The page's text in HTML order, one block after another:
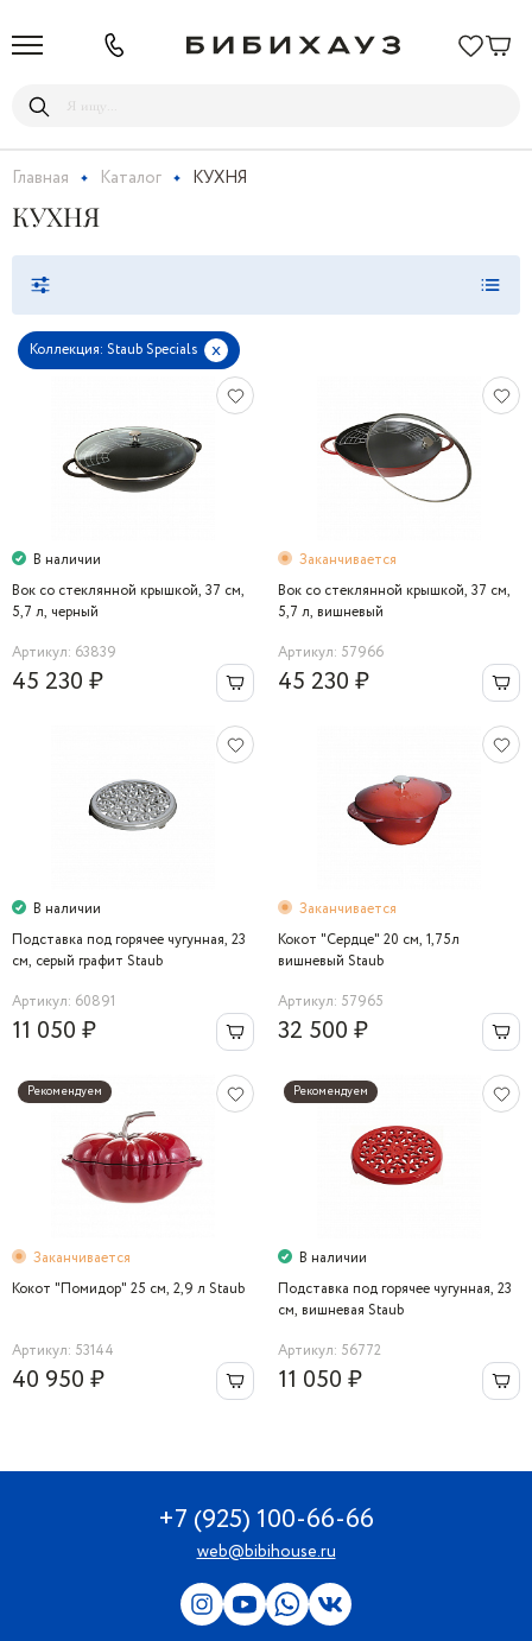
Главная Каталог КУХНЯ
КУХНЯ
Коллекция: Staub Specials x
В наличии
Вок со стеклянной крышкой, 37 см,
5,7 л, черный
Артикул: 63839
45 230 ₽
Заканчивается
Вок со стеклянной крышкой, 37 см,
5,7 л, вишневый
Артикул: 57966
45 230 ₽
В наличии
Подставка под горячее чугунная, 23
см, серый графит Staub
Артикул: 60891
11 050 ₽
Заканчивается
Кокот "Сердце" 20 см, 1,75л
вишневый Staub
Артикул: 57965
32 500 ₽
Рекомендуем
Заканчивается
Кокот "Помидор" 25 см, 2,9 л Staub
Артикул: 53144
40 950 ₽
Рекомендуем
В наличии
Подставка под горячее чугунная, 23
см, вишневая Staub
Артикул: 56772
11 050 ₽
+7 (925) 100-66-66
web@bibihouse.ru